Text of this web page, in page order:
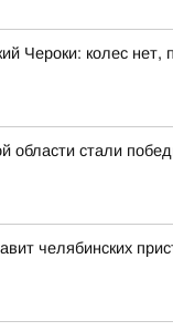
Чероки: колес нет,
области стали
челябинских